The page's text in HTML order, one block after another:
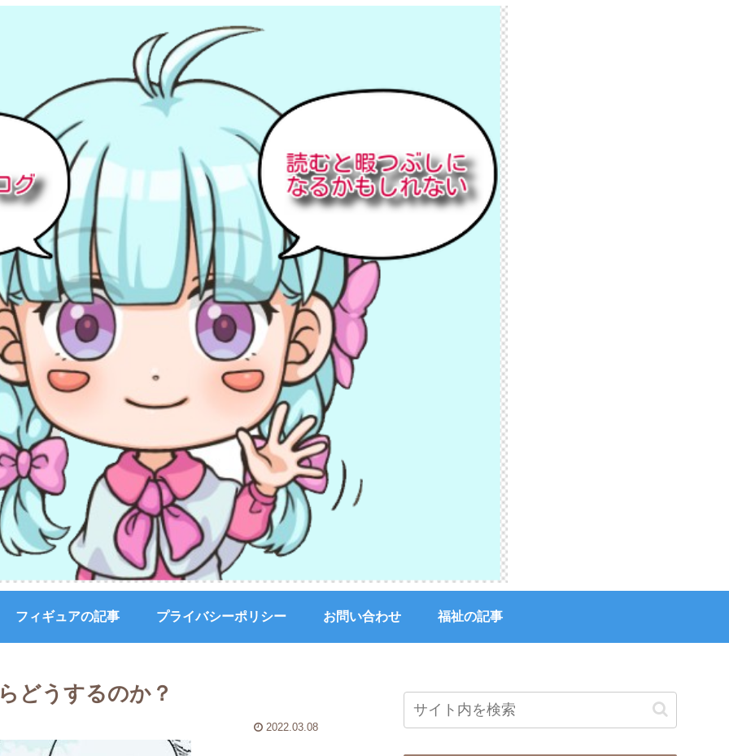
フィギュアの記事 プライバシーポリシー お問い合わせ 福祉の記事
どうするのか？
2022.03.08